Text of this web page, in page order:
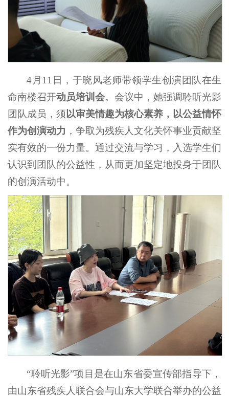
4月11日，于晓风老师带领学生创演团队在生
命南楼召开动员培训会。会议中，她强调聆听光影
团队成员，须 以审美情趣为核心素养，以公益情怀
作为创演动力 ，争取为残疾人文化关怀事业贡献坚
实有效的一份力量。通过交流与学习，入选学生们
认识到团队的公益性，从而更加坚定地投身于团队
的创演活动中。
“聆听光影”项目是在山东省委宣传部指导下，
由山东省残疾人联合会与山东大学联合举办的公益